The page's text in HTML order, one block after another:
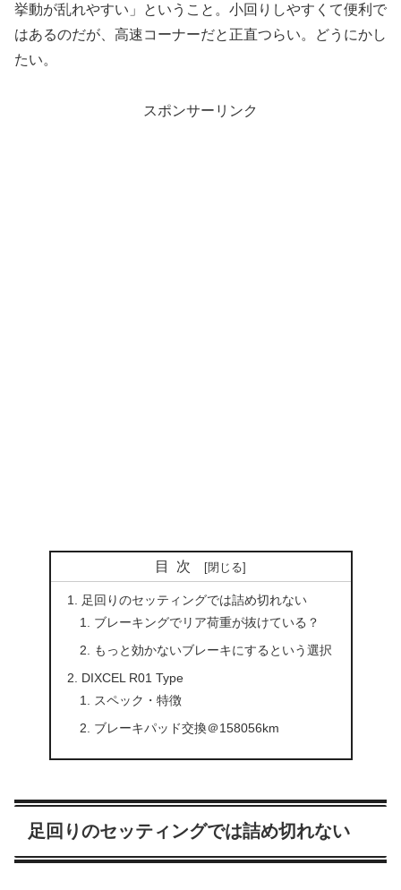
挙動が乱れやすい」ということ。小回りしやすくて便利で
はあるのだが、高速コーナーだと正直つらい。どうにかし
たい。
スポンサーリンク
目次
足回りのセッティングでは詰め切れない
ブレーキングでリア荷重が抜けている？
もっと効かないブレーキにするという選択
DIXCEL R01 Type
スペック・特徴
ブレーキパッド交換＠158056km
足回りのセッティングでは詰め切れない